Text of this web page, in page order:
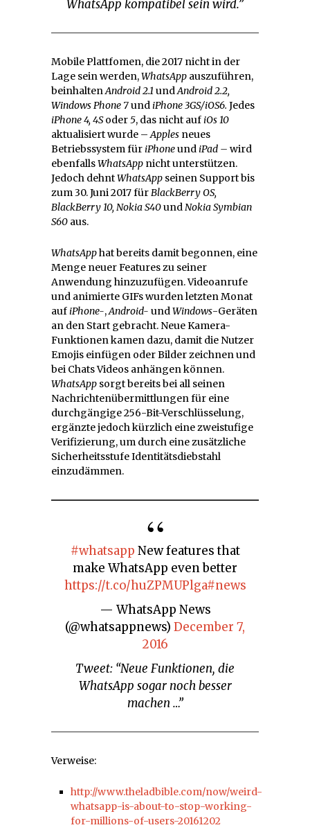
WhatsApp kompatibel sein wird.”
Mobile Plattfomen, die 2017 nicht in der
Lage sein werden,WhatsApp auszuführen,
beinhaltenAndroid 2.1undAndroid 2.2,
Windows Phone 7undiPhone 3GS/iOS6. Jedes
iPhone 4, 4Soder5, das nicht aufiOs 10
aktualisiert wurde –Apples neues
Betriebssystem füriPhoneundiPad – wird
ebenfallsWhatsApp nicht unterstützen.
Jedoch dehntWhatsApp seinen Support bis
zum 30. Juni 2017 fürBlackBerry OS,
BlackBerry 10, Nokia S40undNokia Symbian
S60 aus.
WhatsApphat bereits damit begonnen, eine
Menge neuer Features zu seiner
Anwendung hinzuzufügen. Videoanrufe
und animierte GIFs wurden letzten Monat
aufiPhone-,Android- undWindows-Geräten
an den Start gebracht. Neue Kamera-
Funktionen kamen dazu, damit die Nutzer
Emojis einfügen oder Bilder zeichnen und
bei Chats Videos anhängen können.
WhatsApp sorgt bereits bei all seinen
Nachrichtenübermittlungen für eine
durchgängige 256-Bit-Verschlüsselung,
ergänzte jedoch kürzlich eine zweistufige
Verifizierung, um durch eine zusätzliche
Sicherheitsstufe Identitätsdiebstahl
einzudämmen.
#whatsapp New features that
make WhatsApp even better
https://t.co/huZPMUPlga#news
— WhatsApp News
(@whatsappnews) December 7,
2016
Tweet: “Neue Funktionen, die
WhatsApp sogar noch besser
machen …”
Verweise:
http://www.theladbible.com/now/weird-
whatsapp-is-about-to-stop-working-
for-millions-of-users-20161202